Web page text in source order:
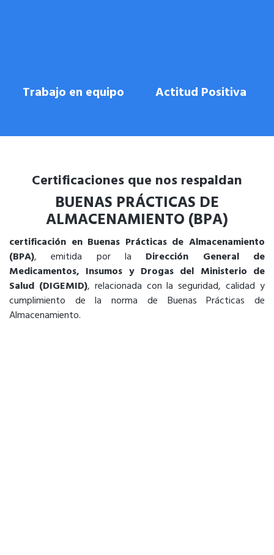
Trabajo en equipo Actitud Positiva
Certificaciones que nos respaldan
BUENAS PRÁCTICAS DE
ALMACENAMIENTO (BPA)
certificación en Buenas Prácticas de Almacenamiento
(BPA), emitida por la Dirección General de
Medicamentos, Insumos y Drogas del Ministerio de
Salud (DIGEMID), relacionada con la seguridad, calidad y
cumplimiento de la norma de Buenas Prácticas de
Almacenamiento.